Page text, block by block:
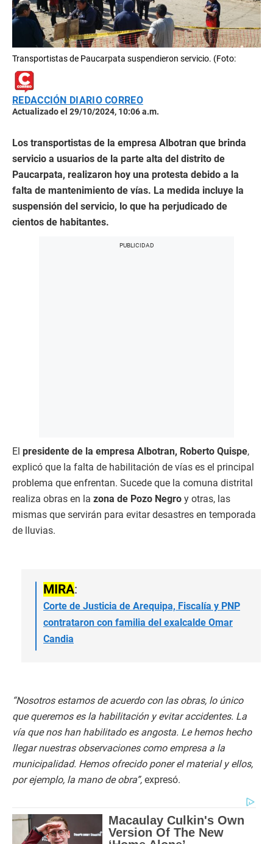
Transportistas de Paucarpata suspendieron servicio. (Foto:
REDACCIÓN DIARIO CORREO
Actualizado el 29/10/2024, 10:06 a.m.
Los transportistas de la empresa Albotran que brinda
servicio a usuarios de la parte alta del distrito de
Paucarpata, realizaron hoy una protesta debido a la
falta de mantenimiento de vías. La medida incluye la
suspensión del servicio, lo que ha perjudicado de
cientos de habitantes.
El presidente de la empresa Albotran, Roberto Quispe,
explicó que la falta de habilitación de vías es el principal
problema que enfrentan. Sucede que la comuna distrital
realiza obras en la zona de Pozo Negro y otras, las
mismas que servirán para evitar desastres en temporada
de lluvias.
MIRA:
Corte de Justicia de Arequipa, Fiscalía y PNP
contrataron con familia del exalcalde Omar
Candia
“Nosotros estamos de acuerdo con las obras, lo único
que queremos es la habilitación y evitar accidentes. La
vía que nos han habilitado es angosta. Le hemos hecho
llegar nuestras observaciones como empresa a la
municipalidad. Hemos ofrecido poner el material y ellos,
por ejemplo, la mano de obra”, expresó.